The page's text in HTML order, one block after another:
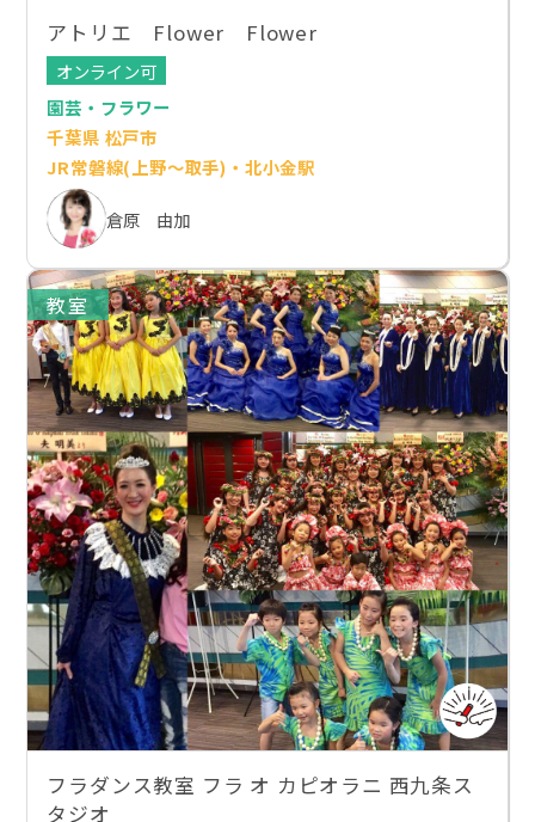
アトリエ Flower Flower
オンライン可
園芸・フラワー
千葉県 松戸市
JR常磐線(上野～取手)・北小金駅
倉原 由加
教室
フラダンス教室 フラ オ カピオラニ 西九条ス
タジオ